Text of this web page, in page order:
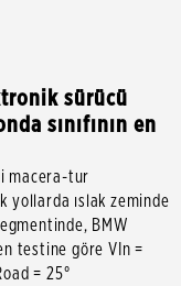
sürücü
sınıfının en
macera-tur
yollarda ıslak zeminde
BMW
testine göre VIn =
= 25°